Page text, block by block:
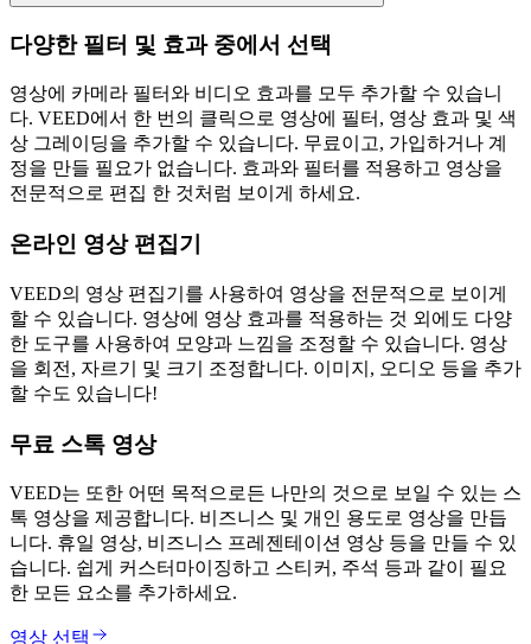
다양한 필터 및 효과 중에서 선택
영상에 카메라 필터와 비디오 효과를 모두 추가할 수 있습니
다. VEED에서 한 번의 클릭으로 영상에 필터, 영상 효과 및 색
상 그레이딩을 추가할 수 있습니다. 무료이고, 가입하거나 계
정을 만들 필요가 없습니다. 효과와 필터를 적용하고 영상을
전문적으로 편집 한 것처럼 보이게 하세요.
온라인 영상 편집기
VEED의 영상 편집기를 사용하여 영상을 전문적으로 보이게
할 수 있습니다. 영상에 영상 효과를 적용하는 것 외에도 다양
한 도구를 사용하여 모양과 느낌을 조정할 수 있습니다. 영상
을 회전, 자르기 및 크기 조정합니다. 이미지, 오디오 등을 추가
할 수도 있습니다!
무료 스톡 영상
VEED는 또한 어떤 목적으로든 나만의 것으로 보일 수 있는 스
톡 영상을 제공합니다. 비즈니스 및 개인 용도로 영상을 만듭
니다. 휴일 영상, 비즈니스 프레젠테이션 영상 등을 만들 수 있
습니다. 쉽게 커스터마이징하고 스티커, 주석 등과 같이 필요
한 모든 요소를 추가하세요.
영상 선택